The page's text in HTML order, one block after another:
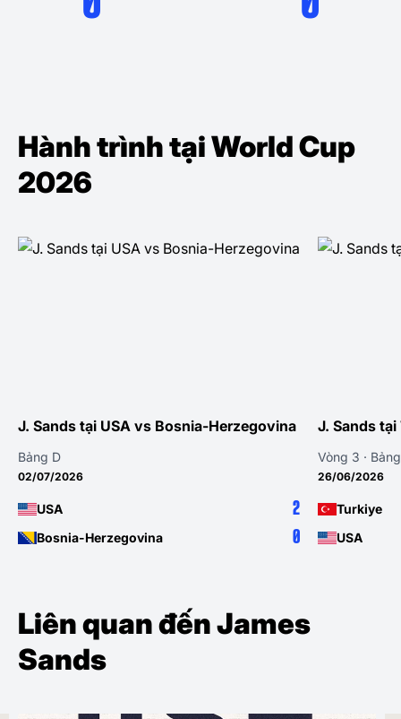
Hành trình tại World Cup
2026
J. Sands tại USA vs Bosnia-Herzegovina
Bảng D
02/07/2026
USA 2
Bosnia-Herzegovina 0
J. Sands
Vòng 3 ·
26/06/2026
Turkiye
USA
Liên quan đến James
Sands